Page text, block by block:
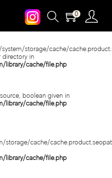
storage/cache/
directory in
library/cache/file.php
boolean given in
library/cache/file.php
cache/
library/cache/file.php
0